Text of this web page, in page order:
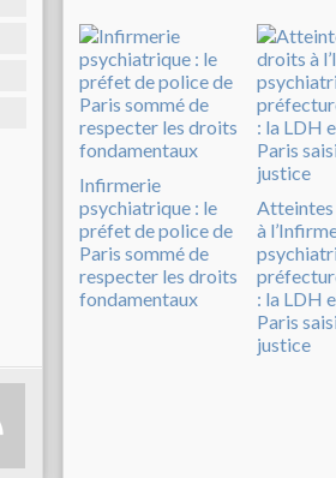
Infirmerie
psychiatrique : le
préfet de police de
Paris sommé de
respecter les droits
fondamentaux
à
: la LDH
Paris
justice